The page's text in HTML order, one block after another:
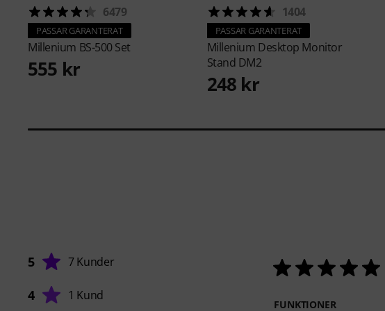
6479
PASSAR GARANTERAT
Millenium BS-500 Set
555 kr
1404
PASSAR GARANTERAT
Millenium Desktop Monitor
Stand DM2
248 kr
5 7 Kunder
4 1 Kund
FUNKTIONER